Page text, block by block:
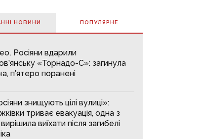
НОВИНИ ПОПУЛЯРНE
Росіяни вдарили
«Торнадо-С»: загинула
п’ятеро поранені
знищують цілі вулиці»:
триває евакуація, одна з
виїхати після загибелі